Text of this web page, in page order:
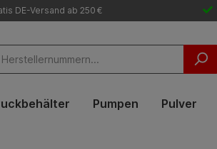
DE-Versand ab 250 €
Pumpen Pulver